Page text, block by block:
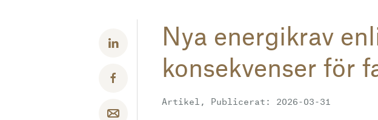
Dela med LinkedIn
Dela med Facebook
Dela med email
Nya energikrav
konsekvenser för
Artikel, Publicerat: 2026-03-31